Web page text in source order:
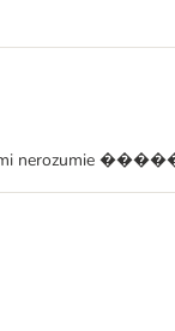
nimi nerozumie